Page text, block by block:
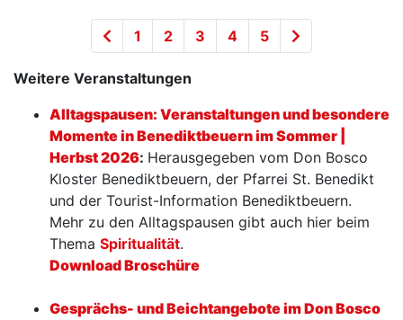
1 2 3 4 5
Weitere Veranstaltungen
Alltagspausen: Veranstaltungen und besondere
Momente in Benediktbeuern im Sommer |
Herbst 2026: Herausgegeben vom Don Bosco
Kloster Benediktbeuern, der Pfarrei St. Benedikt
und der Tourist-Information Benediktbeuern.
Mehr zu den Alltagspausen gibt auch hier beim
Thema Spiritualität.
Download Broschüre
Gesprächs- und Beichtangebote im Don Bosco